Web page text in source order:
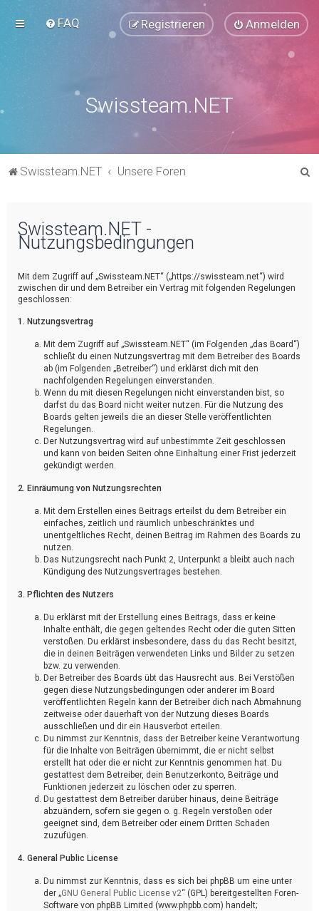
FAQ Anmelden
Registrieren
Swissteam.NET
Swissteam.NET Unsere Foren
Swissteam.NET -
Nutzungsbedingungen
Mit dem Zugriff auf „Swissteam.NET“ („https://swissteam.net“) wird
zwischen dir und dem Betreiber ein Vertrag mit folgenden Regelungen
geschlossen:
1. Nutzungsvertrag
Mit dem Zugriff auf „Swissteam.NET“ (im Folgenden „das Board“)
schließt du einen Nutzungsvertrag mit dem Betreiber des Boards
ab (im Folgenden „Betreiber“) und erklärst dich mit den
nachfolgenden Regelungen einverstanden.
Wenn du mit diesen Regelungen nicht einverstanden bist, so
darfst du das Board nicht weiter nutzen. Für die Nutzung des
Boards gelten jeweils die an dieser Stelle veröffentlichten
Regelungen.
Der Nutzungsvertrag wird auf unbestimmte Zeit geschlossen
und kann von beiden Seiten ohne Einhaltung einer Frist jederzeit
gekündigt werden.
2. Einräumung von Nutzungsrechten
Mit dem Erstellen eines Beitrags erteilst du dem Betreiber ein
einfaches, zeitlich und räumlich unbeschränktes und
unentgeltliches Recht, deinen Beitrag im Rahmen des Boards zu
nutzen.
Das Nutzungsrecht nach Punkt 2, Unterpunkt a bleibt auch nach
Kündigung des Nutzungsvertrages bestehen.
3. Pflichten des Nutzers
Du erklärst mit der Erstellung eines Beitrags, dass er keine
Inhalte enthält, die gegen geltendes Recht oder die guten Sitten
verstoßen. Du erklärst insbesondere, dass du das Recht besitzt,
die in deinen Beiträgen verwendeten Links und Bilder zu setzen
bzw. zu verwenden.
Der Betreiber des Boards übt das Hausrecht aus. Bei Verstößen
gegen diese Nutzungsbedingungen oder anderer im Board
veröffentlichten Regeln kann der Betreiber dich nach Abmahnung
zeitweise oder dauerhaft von der Nutzung dieses Boards
ausschließen und dir ein Hausverbot erteilen.
Du nimmst zur Kenntnis, dass der Betreiber keine Verantwortung
für die Inhalte von Beiträgen übernimmt, die er nicht selbst
erstellt hat oder die er nicht zur Kenntnis genommen hat. Du
gestattest dem Betreiber, dein Benutzerkonto, Beiträge und
Funktionen jederzeit zu löschen oder zu sperren.
Du gestattest dem Betreiber darüber hinaus, deine Beiträge
abzuändern, sofern sie gegen o. g. Regeln verstoßen oder
geeignet sind, dem Betreiber oder einem Dritten Schaden
zuzufügen.
4. General Public License
Du nimmst zur Kenntnis, dass es sich bei phpBB um eine unter
der „GNU General Public License v2“ (GPL) bereitgestellten Foren-
Software von phpBB Limited (www.phpbb.com) handelt;